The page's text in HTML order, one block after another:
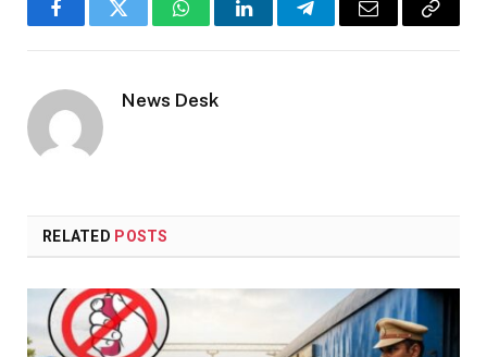
FacebookTwitter WhatsAppLinkedInTelegramEmail
Copy
News Desk
RELATED POSTS